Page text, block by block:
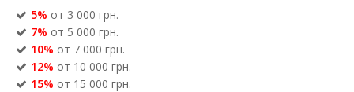
5% от 3 000 грн.
7% от 5 000 грн.
10% от 7 000 грн.
12% от 10 000 грн.
15% от 15 000 грн.